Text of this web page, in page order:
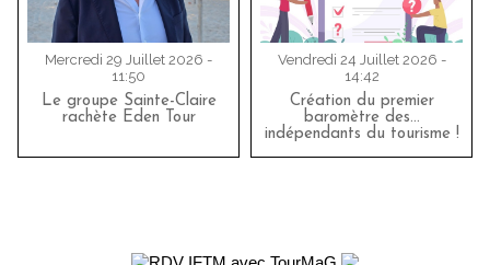
Mercredi 29 Juillet 2026 -
11:50
Le groupe Sainte-Claire
rachète Eden Tour
Vendredi 24 Juillet 2026 -
14:42
Création du premier
baromètre des…
indépendants du tourisme !